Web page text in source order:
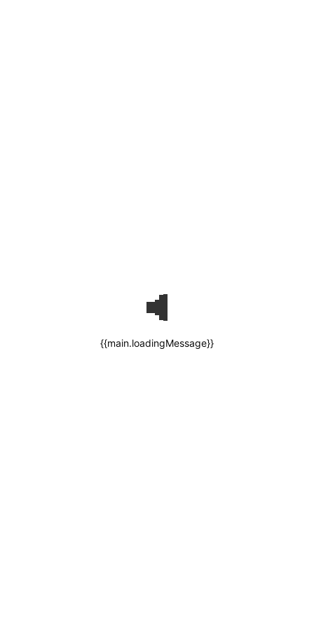
{{main.loadingMessage}}